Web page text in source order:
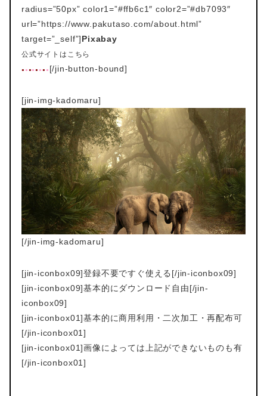
radius=”50px” color1=”#ffb6c1″ color2=”#db7093″
url=”https://www.pakutaso.com/about.html”
target=”_self”]Pixabay
公式サイトはこちら
● ● ●●●● ● ● [/jin-button-bound]
[jin-img-kadomaru]
[/jin-img-kadomaru]
[jin-iconbox09]登録不要ですぐ使える[/jin-iconbox09]
[jin-iconbox09]基本的にダウンロード自由[/jin-
iconbox09]
[jin-iconbox01]基本的に商用利用・二次加工・再配布可
[/jin-iconbox01]
[jin-iconbox01]画像によっては上記ができないものも有
[/jin-iconbox01]